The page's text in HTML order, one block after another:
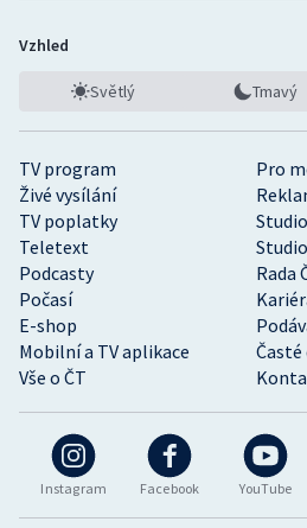
Instagram Facebook YouTube
TV program
Pro
Živé vysílání
TV poplatky
Teletext
Podcasty
Rada
Počasí
E-shop
Mobilní a TV aplikace
Vše o ČT
Vzhled
Světlý Tmavý